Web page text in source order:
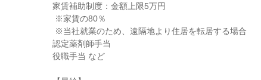
家賃補助制度：金額上限5万円
認定薬剤師手当
役職手当 など